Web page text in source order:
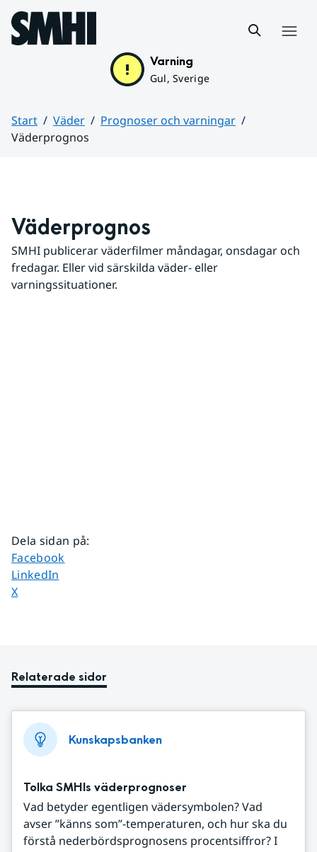
Hoppa till sidans innehåll
Varning
Gul, Sverige
Start Väder
Prognoser och varningar
Väderprognos
Väderprognos
SMHI publicerar väderfilmer måndagar, onsdagar och
fredagar. Eller vid särskilda väder- eller
varningssituationer.
Dela sidan på:
Dela sidan på
Facebook
Dela sidan på
LinkedIn
Dela sidan på
X
Relaterade sidor
Kunskapsbanken
Tolka SMHIs väderprognoser
Vad betyder egentligen vädersymbolen? Vad
avser ”känns som”-temperaturen, och hur ska du
förstå nederbördsprognosens procentsiffror? I